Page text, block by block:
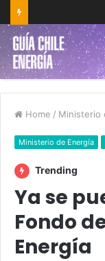
Home / Ministerio
Ministerio de Energía
Trending
Ya se
Fondo
Energía